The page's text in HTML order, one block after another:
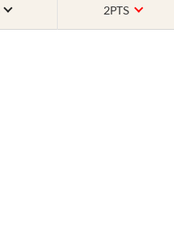
2PTS